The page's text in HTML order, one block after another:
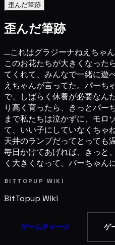
歪んだ筆跡
歪んだ筆跡
…これはグラジーナねえちゃ
このお花たちが大きくなった
てくれて、みんなで一緒に遊
えちゃんが言ってた。パーち
で、しばらく休養が必要なん
り高く育ったら、きっとパー
まで私たちは泣かずに、モロ
て、いい子にしていなくちゃ
天井のランプだってとっても
毎日かけてあげれば、きっと
く大きくなって、パーちゃん
BITTOPUP WIKI
BitTopup Wiki
ゲームチャージ ゲ